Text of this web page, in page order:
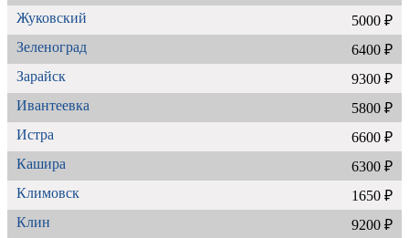
Жуковский
5000 ₽
Зеленоград
6400 ₽
Зарайск
9300 ₽
Ивантеевка
5800 ₽
Истра
6600 ₽
Кашира
6300 ₽
Климовск
1650 ₽
Клин
9200 ₽